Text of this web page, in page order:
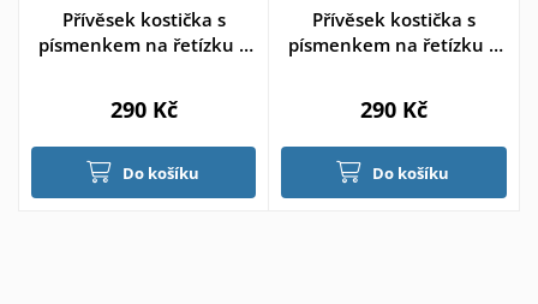
Přívěsek kostička s
písmenkem na řetízku >
290 Kč
Do košíku
Přívěsek kostička s
písmenkem na řetízku >
290 Kč
Do košíku